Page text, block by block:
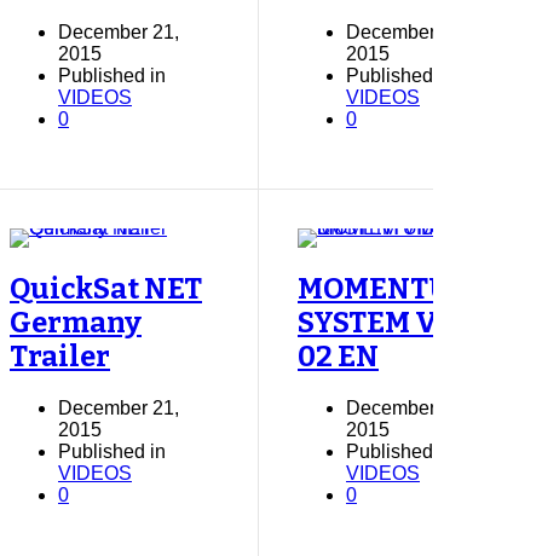
December 21,
2015
Published in
VIDEOS
0
December 21,
2015
Published in
VIDEOS
0
QuickSat NET
Germany
Trailer
December 21,
2015
Published in
VIDEOS
0
MOMENTUM
SYSTEM VID
02 EN
December 21,
2015
Published in
VIDEOS
0